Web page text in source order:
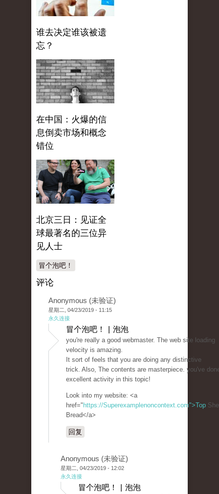
谁去决定谁该被遗
忘？
在中国：火爆的信
息倒卖市场和概念
错位
北京三日：见证全
球最著名的三位异
见人士
冒个泡吧！
评论
Anonymous (未验证)
星期二, 04/23/2019 - 11:15
永久连接
冒个泡吧！ | 泡泡
you're really a good webmaster. The web site loading
velocity is amazing.
It sort of feels that you are doing any distinctive
trick. Also, The contents are masterpiece. you've
excellent activity in this topic!
Look into my website: <a
href=" https://Superexamplenoncontext.com">Top
Bread</a>
回复
Anonymous (未验证)
星期二, 04/23/2019 - 12:02
永久连接
冒个泡吧！ | 泡泡